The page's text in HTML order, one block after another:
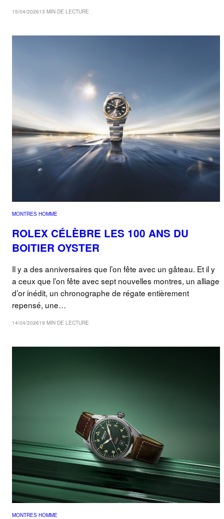
15/04/202613 MIN DE LECTURE
MONTRES HOMME
ROLEX CÉLÈBRE LES 100 ANS DU
BOITIER OYSTER
Il y a des anniversaires que l’on fête avec un gâteau. Et il y
a ceux que l’on fête avec sept nouvelles montres, un alliage
d’or inédit, un chronographe de régate entièrement
repensé, une…
14/04/202619 MIN DE LECTURE
MONTRES HOMME